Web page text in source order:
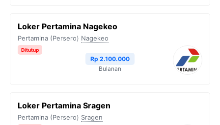
Loker Pertamina Nagekeo
Pertamina (Persero) Nagekeo
Ditutup
Rp 2.100.000
Bulanan
Loker Pertamina Sragen
Pertamina (Persero) Sragen